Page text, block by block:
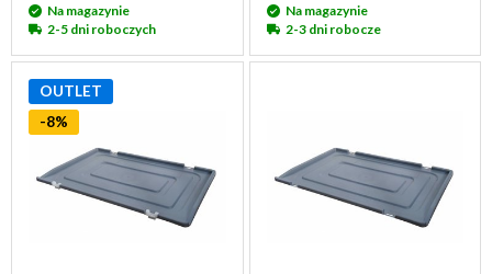
Na magazynie
2-5 dni roboczych
Na magazynie
2-3 dni robocze
OUTLET
-8%